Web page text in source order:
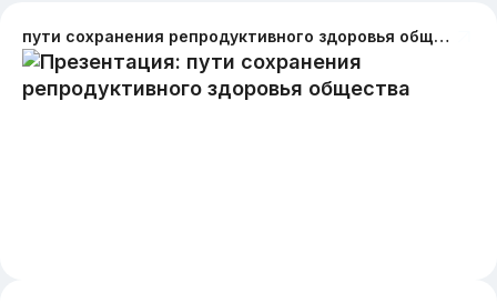
пути сохранения репродуктивного здоровья общества